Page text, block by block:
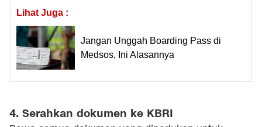
Lihat Juga :
Jangan Unggah Boarding Pass di
Medsos, Ini Alasannya
4. Serahkan dokumen ke KBRI